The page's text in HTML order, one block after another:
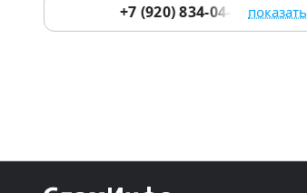
+7 (920) 834-04-78 показать